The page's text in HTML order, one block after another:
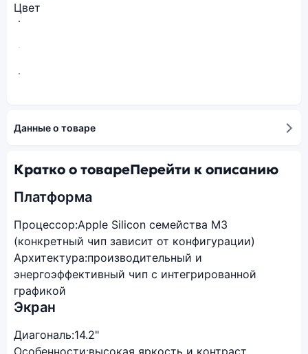
Цвет
Данные о товаре
Кратко о товареПерейти к описанию
Платформа
Процессор:Apple Silicon семейства M3
(конкретный чип зависит от конфигурации)
Архитектура:производительный и
энергоэффективный чип с интегрированной
графикой
Экран
Диагональ:14.2"
Особенности:высокая яркость и контраст,